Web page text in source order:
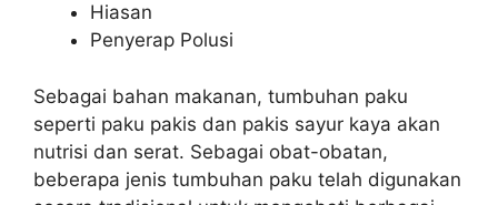
Hiasan
Penyerap Polusi
Sebagai bahan makanan, tumbuhan paku
seperti paku pakis dan pakis sayur kaya akan
nutrisi dan serat. Sebagai obat-obatan,
beberapa jenis tumbuhan paku telah digunakan